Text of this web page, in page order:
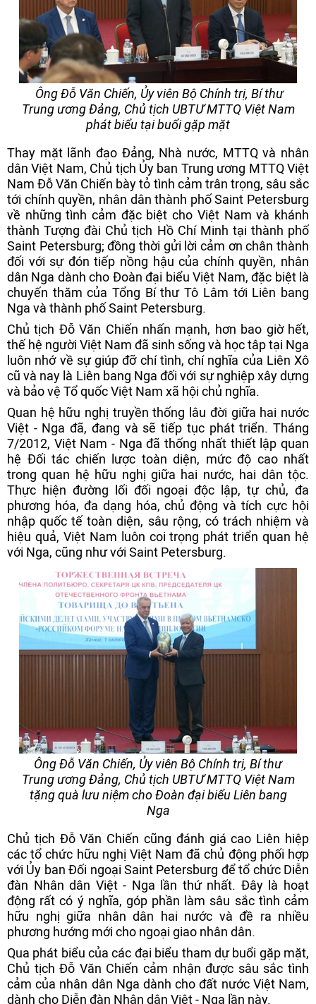
Ông Đỗ Văn Chiến, Ủy viên Bộ Chính trị, Bí thư
Trung ương Đảng, Chủ tịch UBTƯ MTTQ Việt Nam
phát biểu tại buổi gặp mặt
Thay mặt lãnh đạo Đảng, Nhà nước, MTTQ và nhân
dân Việt Nam, Chủ tịch Ủy ban Trung ương MTTQ Việt
Nam Đỗ Văn Chiến bày tỏ tình cảm trân trọng, sâu sắc
tới chính quyền, nhân dân thành phố Saint Petersburg
về những tình cảm đặc biệt cho Việt Nam và khánh
thành Tượng đài Chủ tịch Hồ Chí Minh tại thành phố
Saint Petersburg; đồng thời gửi lời cảm ơn chân thành
đối với sự đón tiếp nồng hậu của chính quyền, nhân
dân Nga dành cho Đoàn đại biểu Việt Nam, đặc biệt là
chuyến thăm của Tổng Bí thư Tô Lâm tới Liên bang
Nga và thành phố Saint Petersburg.
Chủ tịch Đỗ Văn Chiến nhấn mạnh, hơn bao giờ hết,
thế hệ người Việt Nam đã sinh sống và học tâp tại Nga
luôn nhớ về sự giúp đỡ chí tình, chí nghĩa của Liên Xô
cũ và nay là Liên bang Nga đối với sự nghiệp xây dựng
và bảo vệ Tổ quốc Việt Nam xã hội chủ nghĩa.
Quan hệ hữu nghị truyền thống lâu đời giữa hai nước
Việt - Nga đã, đang và sẽ tiếp tục phát triển. Tháng
7/2012, Việt Nam - Nga đã thống nhất thiết lập quan
hệ Đối tác chiến lược toàn diện, mức độ cao nhất
trong quan hệ hữu nghị giữa hai nước, hai dân tộc.
Thực hiện đường lối đối ngoại độc lập, tự chủ, đa
phương hóa, đa dạng hóa, chủ động và tích cực hội
nhập quốc tế toàn diện, sâu rộng, có trách nhiệm và
hiệu quả, Việt Nam luôn coi trọng phát triển quan hệ
với Nga, cũng như với Saint Petersburg.
Ông Đỗ Văn Chiến, Ủy viên Bộ Chính trị, Bí thư
Trung ương Đảng, Chủ tịch UBTƯ MTTQ Việt Nam
tặng quà lưu niệm cho Đoàn đại biểu Liên bang
Nga
Chủ tịch Đỗ Văn Chiến cũng đánh giá cao Liên hiệp
các tổ chức hữu nghị Việt Nam đã chủ động phối hợp
với Ủy ban Đối ngoại Saint Petersburg để tổ chức Diễn
đàn Nhân dân Việt - Nga lần thứ nhất. Đây là hoạt
động rất có ý nghĩa, góp phần làm sâu sắc tình cảm
hữu nghị giữa nhân dân hai nước và đề ra nhiều
phương hướng mới cho ngoại giao nhân dân.
Qua phát biểu của các đại biểu tham dự buổi gặp mặt,
Chủ tịch Đỗ Văn Chiến cảm nhận được sâu sắc tình
cảm của nhân dân Nga dành cho đất nước Việt Nam,
dành cho Diễn đàn Nhân dân Việt - Nga lần này.